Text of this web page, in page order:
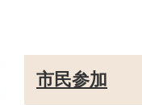
市民参加